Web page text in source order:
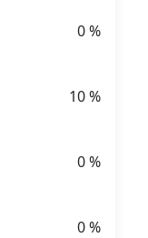
0%
10%
0%
0%